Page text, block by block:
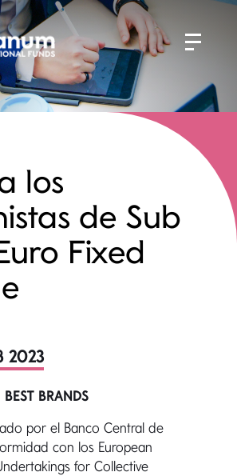
los
de Sub
Fixed
2023
BRANDS
por el Banco Central de
con los European
for Collective